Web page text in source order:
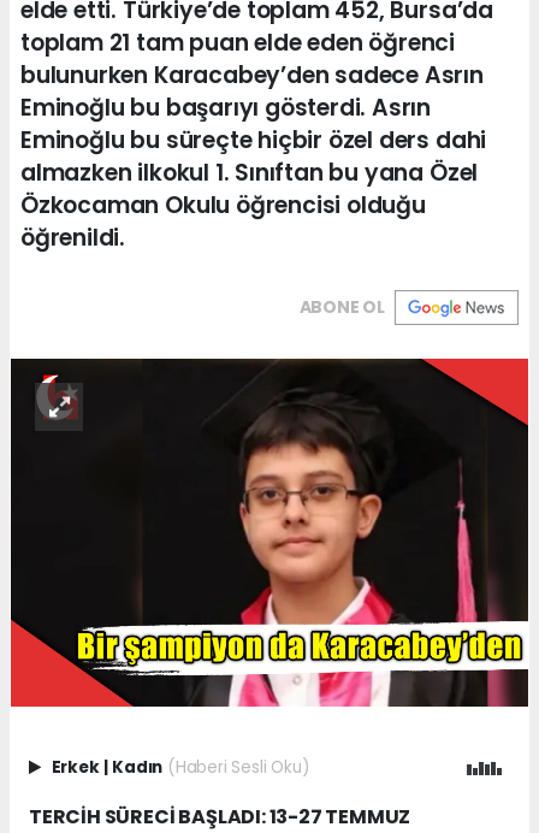
elde etti. Türkiye’de toplam 452, Bursa’da
toplam 21 tam puan elde eden öğrenci
bulunurken Karacabey’den sadece Asrın
Eminoğlu bu başarıyı gösterdi. Asrın
Eminoğlu bu süreçte hiçbir özel ders dahi
almazken ilkokul 1. Sınıftan bu yana Özel
Özkocaman Okulu öğrencisi olduğu
öğrenildi.
ABONE OL
Erkek Kadın (Haberi Sesli Oku)
TERCİH SÜRECİ BAŞLADI: 13-27 TEMMUZ